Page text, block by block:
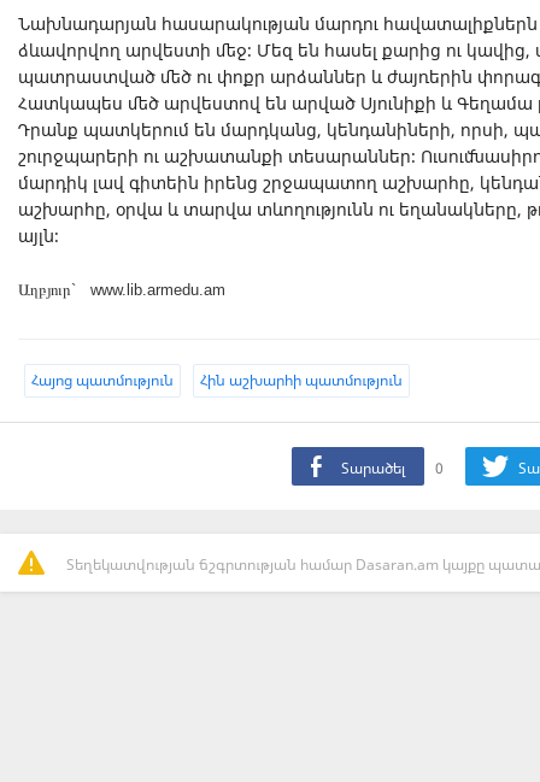
Նախնադարյան հասարակության մարդու
ձևավորվող արվեստի մեջ։ Մեզ են հասել քարից ու կավից,
պատրաստված մեծ ու փոքր արձաններ և ժայռերին
Հատկապես մեծ արվեստով են արված Սյունիքի և Գեղամա
Դրանք պատկերում են մարդկանց, կենդանիների, որսի,
շուրջպարերի ու աշխատանքի տեսարաններ։
մարդիկ լավ գիտեին իրենց շրջապատող աշխարհը,
աշխարհը, օրվա և տարվա տևողությունն ու եղանակները,
այլն։
Աղբյուր` www.lib.armedu.am
Հայոց պատմություն Հին աշխարհի պատմություն
Տարածել 0
Տեղեկատվության ճշգրտության համար Dasaran.am կայքը